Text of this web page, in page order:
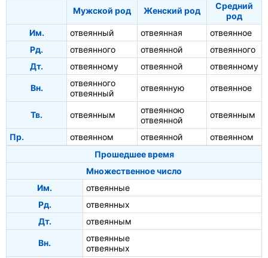
Мужской род Женский род
Средний
род
Им.
отвеянный отвеянная
отвеянное
Рд.
отвеянного отвеянной
отвеянного
Дт.
отвеянному отвеянной отвеянному
Вн.
отвеянного
отвеянный
отвеянную отвеянное
Тв. отвеянным
отвеянною
отвеянной
отвеянным
Пр. отвеянном отвеянной
отвеянном
Прошедшее время
Множественное число
Им.
отвеянные
Рд.
отвеянных
Дт.
отвеянным
Вн.
отвеянные
отвеянных